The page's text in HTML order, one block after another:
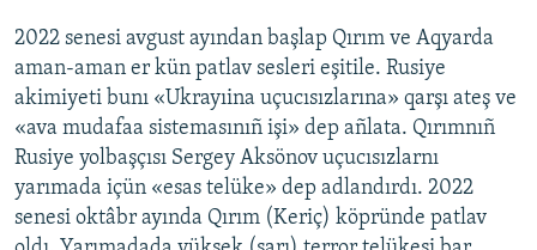
2022 senesi avgust ayından başlap Qırım ve Aqyarda
aman-aman er kün patlav sesleri eşitile. Rusiye
akimiyeti bunı «Ukrayıina uçucısızlarına» qarşı ateş ve
«ava mudafaa sistemasınıñ işi» dep añlata. Qırımnıñ
Rusiye yolbaşçısı Sergey Aksönov uçucısızlarnı
yarımada içün «esas telüke» dep adlandırdı. 2022
senesi oktâbr ayında Qırım (Keriç) köpründe patlav